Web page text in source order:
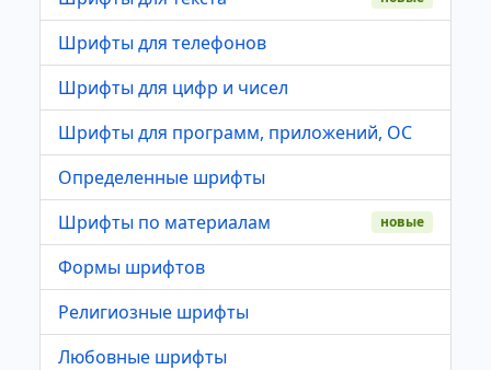
Шрифты для телефонов
Шрифты для цифр и чисел
Шрифты для программ, приложений, ОС
Определенные шрифты
Шрифты по материалам
новые
Формы шрифтов
Религиозные шрифты
Любовные шрифты